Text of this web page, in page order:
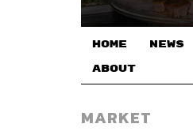
HOME NEWS
ABOUT
MARKET